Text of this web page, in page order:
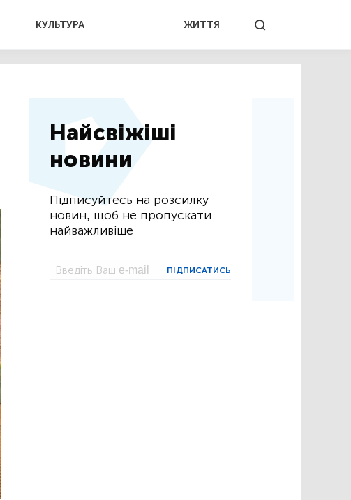
КУЛЬТУРА ЖИТТЯ
Найсвіжіші
новини
Підписуйтесь на розсилку
новин, щоб не пропускати
найважливіше
ПІДПИСАТИСЬ